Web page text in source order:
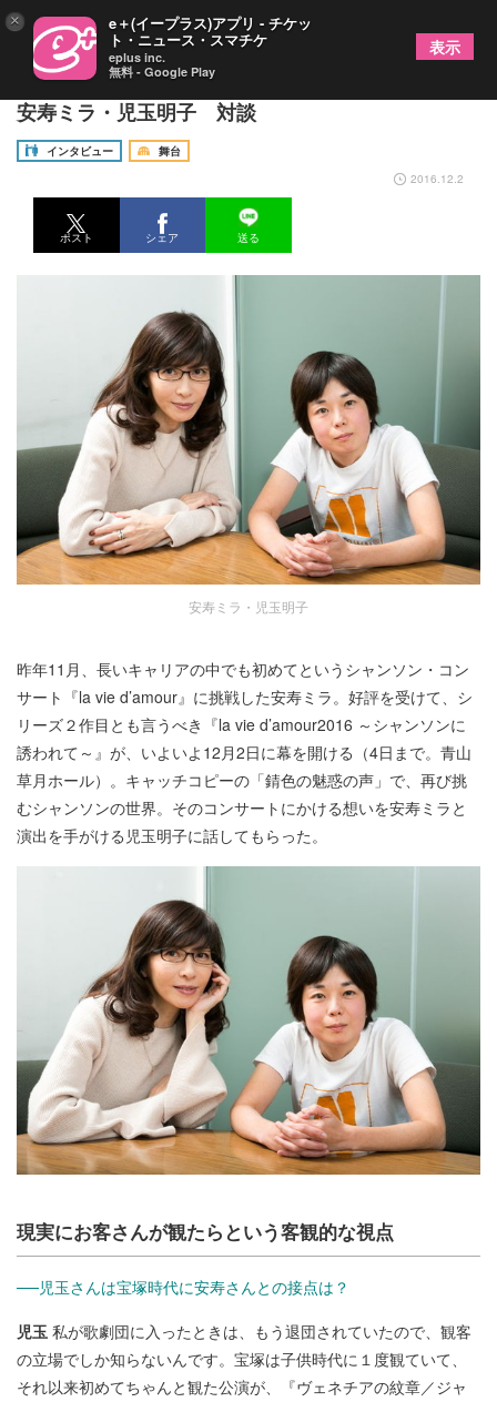
『la vie d’amour2016 ～シャンソンに誘われて～』
安寿ミラ・児玉明子 対談
インタビュー
舞台
2016.12.2
ポスト シェア 送る
安寿ミラ・児玉明子
昨年11月、長いキャリアの中でも初めてというシャンソン・コン
サート『la vie d’amour』に挑戦した安寿ミラ。好評を受けて、シ
リーズ２作目とも言うべき『la vie d’amour2016 ～シャンソンに
誘われて～』が、いよいよ12月2日に幕を開ける（4日まで。青山
草月ホール）。キャッチコピーの「錆色の魅惑の声」で、再び挑
むシャンソンの世界。そのコンサートにかける想いを安寿ミラと
演出を手がける児玉明子に話してもらった。
現実にお客さんが観たらという客観的な視点
──児玉さんは宝塚時代に安寿さんとの接点は？
児玉 私が歌劇団に入ったときは、もう退団されていたので、観客
の立場でしか知らないんです。宝塚は子供時代に１度観ていて、
それ以来初めてちゃんと観た公演が、『ヴェネチアの紋章／ジャ
× e＋(イープラス)アプリ - チケッ
ト・ニュース・スマチケ
eplus inc.
無料 - Google Play
表示